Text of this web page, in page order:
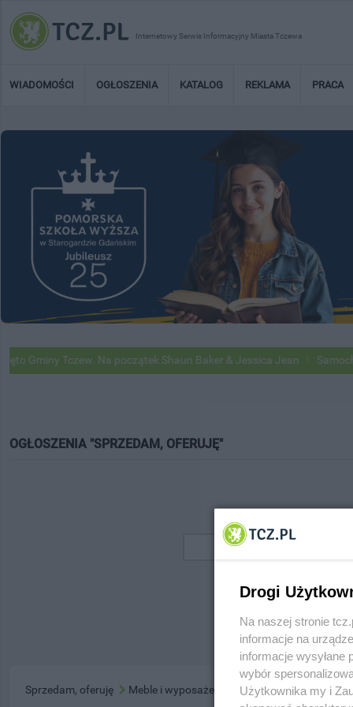
Internetowy Serwis Informacyjny Miasta Tczewa
WIADOMOŚCI OGŁOSZENIA KATALOG REKLAMA PRACA
Gminy Tczew. Na początek Shaun Baker & Jessica Jean
OGŁOSZENIA "SPRZEDAM, OFERUJĘ"
Sprzedam, oferuję Meble i wyposażenie domu
Drogi
Na naszej stronie
informacje na
informacje wysyłane
wybór
Użytkownika my i